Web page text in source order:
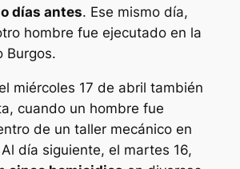
días antes. Ese mismo día,
hombre fue ejecutado en la
Burgos.
miércoles 17 de abril también
cuando un hombre fue
de un taller mecánico en
día siguiente, el martes 16,